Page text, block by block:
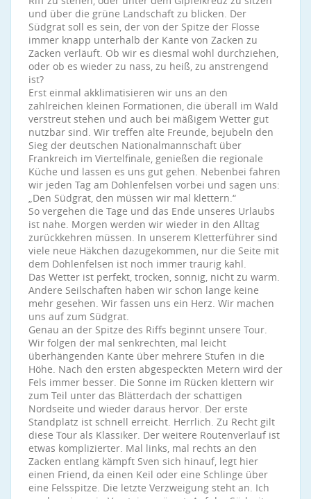
und über die grüne Landschaft zu blicken. Der
Südgrat soll es sein, der von der Spitze der Flosse
immer knapp unterhalb der Kante von Zacken zu
Zacken verläuft. Ob wir es diesmal wohl durchziehen,
oder ob es wieder zu nass, zu heiß, zu anstrengend
ist?
Erst einmal akklimatisieren wir uns an den
zahlreichen kleinen Formationen, die überall im Wald
verstreut stehen und auch bei mäßigem Wetter gut
nutzbar sind. Wir treffen alte Freunde, bejubeln den
Sieg der deutschen Nationalmannschaft über
Frankreich im Viertelfinale, genießen die regionale
Küche und lassen es uns gut gehen. Nebenbei fahren
wir jeden Tag am Dohlenfelsen vorbei und sagen uns:
„Den Südgrat, den müssen wir mal klettern.“
So vergehen die Tage und das Ende unseres Urlaubs
ist nahe. Morgen werden wir wieder in den Alltag
zurückkehren müssen. In unserem Kletterführer sind
viele neue Häkchen dazugekommen, nur die Seite mit
dem Dohlenfelsen ist noch immer traurig kahl.
Das Wetter ist perfekt, trocken, sonnig, nicht zu warm.
Andere Seilschaften haben wir schon lange keine
mehr gesehen. Wir fassen uns ein Herz. Wir machen
uns auf zum Südgrat.
Genau an der Spitze des Riffs beginnt unsere Tour.
Wir folgen der mal senkrechten, mal leicht
überhängenden Kante über mehrere Stufen in die
Höhe. Nach den ersten abgespeckten Metern wird der
Fels immer besser. Die Sonne im Rücken klettern wir
zum Teil unter das Blätterdach der schattigen
Nordseite und wieder daraus hervor. Der erste
Standplatz ist schnell erreicht. Herrlich. Zu Recht gilt
diese Tour als Klassiker. Der weitere Routenverlauf ist
etwas komplizierter. Mal links, mal rechts an den
Zacken entlang kämpft Sven sich hinauf, legt hier
einen Friend, da einen Keil oder eine Schlinge über
eine Felsspitze. Die letzte Verzweigung steht an. Ich